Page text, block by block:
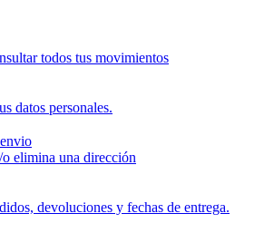
todos tus movimientos
datos personales.
elimina una dirección
devoluciones y fechas de entrega.